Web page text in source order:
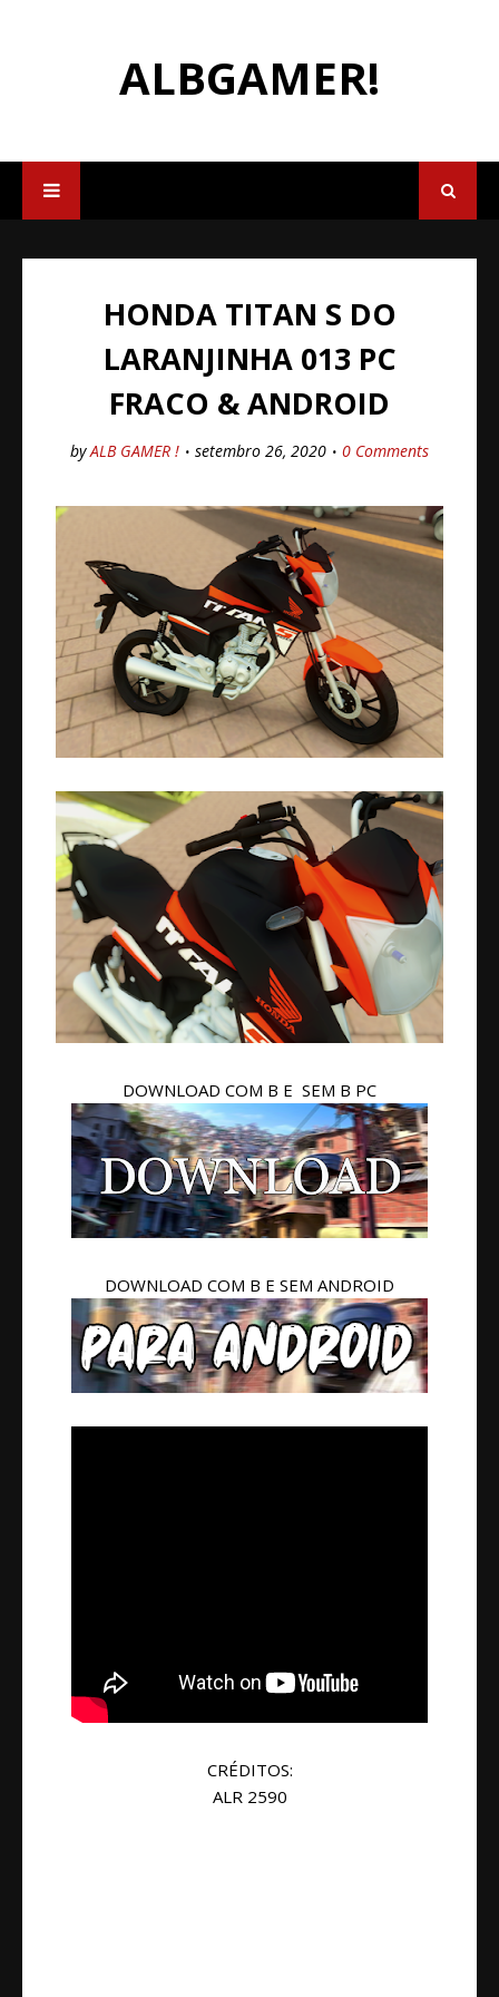
ALBGAMER!
HONDA TITAN S DO
LARANJINHA 013 PC
FRACO & ANDROID
by ALB GAMER ! setembro 26, 2020 0 Comments
DOWNLOAD COM B E SEM B PC
DOWNLOAD COM B E SEM ANDROID
CRÉDITOS:
ALR 2590